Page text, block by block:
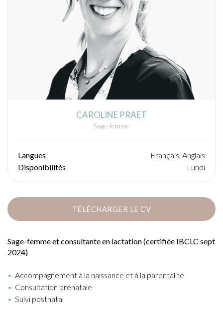
CAROLINE PRAET
Sage-femme
Langues
Français, Anglais
Disponibilités
Lundi
TÉLÉCHARGER LE CV
Sage-femme et consultante en lactation (certifiée IBCLC sept
2024)
Accompagnement à la naissance et à la parentalité
Consultation prénatale
Suivi postnatal